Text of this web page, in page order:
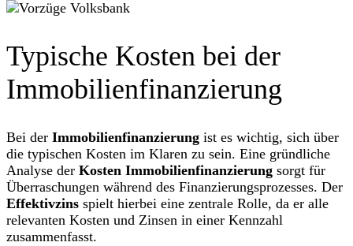
Typische Kosten bei der
Immobilienfinanzierung
Bei der Immobilienfinanzierung ist es wichtig, sich über
die typischen Kosten im Klaren zu sein. Eine gründliche
Analyse der Kosten Immobilienfinanzierung sorgt für
Überraschungen während des Finanzierungsprozesses. Der
Effektivzins spielt hierbei eine zentrale Rolle, da er alle
relevanten Kosten und Zinsen in einer Kennzahl
zusammenfasst.